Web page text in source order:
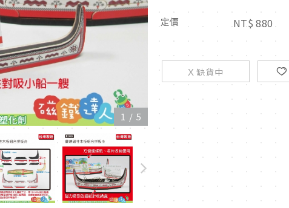
定價 NT$ 880
缺貨中
1 / 5